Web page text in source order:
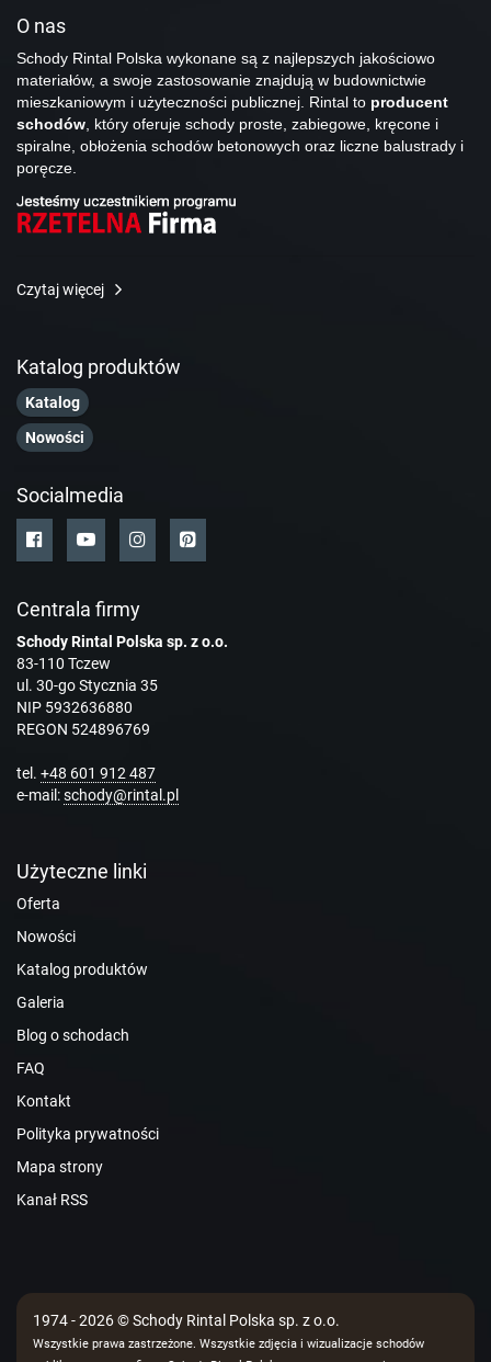
O nas
Schody Rintal Polska wykonane są z najlepszych jakościowo
materiałów, a swoje zastosowanie znajdują w budownictwie
mieszkaniowym i użyteczności publicznej. Rintal to producent
schodów , który oferuje schody proste, zabiegowe, kręcone i
spiralne, obłożenia schodów betonowych oraz liczne balustrady i
poręcze.
Czytaj więcej
Katalog produktów
Katalog
Nowości
Socialmedia
Centrala firmy
Schody Rintal Polska sp. z o.o.
83-110 Tczew
ul. 30-go Stycznia 35
NIP 5932636880
REGON 524896769
tel. +48 601 912 487
e-mail:schody@rintal.pl
Użyteczne linki
Oferta
Nowości
Katalog produktów
Galeria
Blog o schodach
FAQ
Kontakt
Polityka prywatności
Mapa strony
Kanał RSS
1974 - 2026 © Schody Rintal Polska sp. z o.o.
Wszystkie prawa zastrzeżone. Wszystkie zdjęcia i wizualizacje schodów